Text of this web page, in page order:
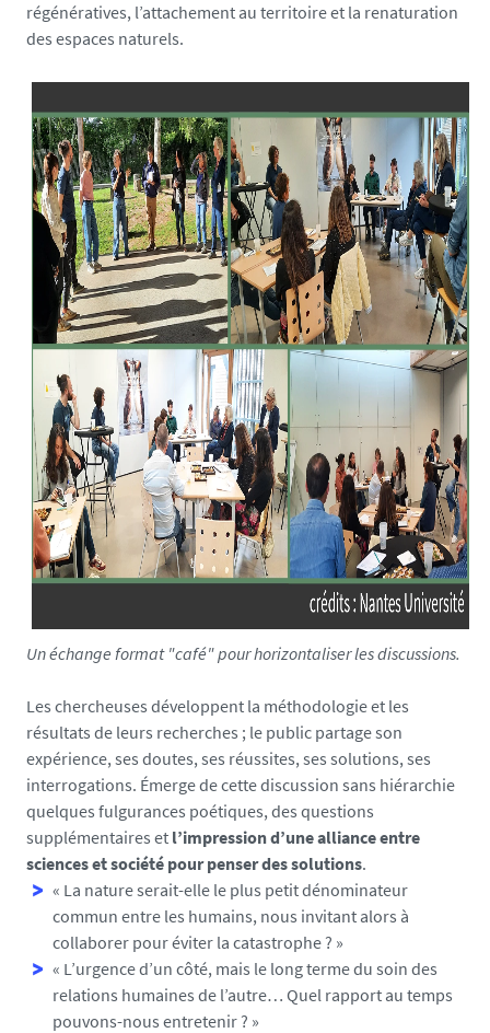
régénératives, l’attachement au territoire et la renaturation
des espaces naturels.
Un échange format "café" pour horizontaliser les discussions.
Les chercheuses développent la méthodologie et les
résultats de leurs recherches ; le public partage son
expérience, ses doutes, ses réussites, ses solutions, ses
interrogations. Émerge de cette discussion sans hiérarchie
quelques fulgurances poétiques, des questions
supplémentaires et l’impression d’une alliance entre
sciences et société pour penser des solutions.
« La nature serait-elle le plus petit dénominateur
commun entre les humains, nous invitant alors à
collaborer pour éviter la catastrophe ? »
« L’urgence d’un côté, mais le long terme du soin des
relations humaines de l’autre… Quel rapport au temps
pouvons-nous entretenir ? »